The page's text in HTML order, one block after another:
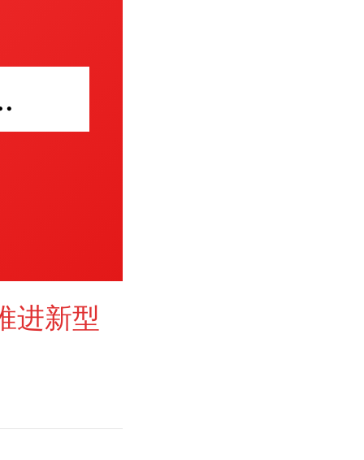
础设施建设
进新型